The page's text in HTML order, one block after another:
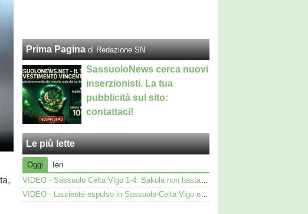
Prima Pagina di Redazione SN
SassuoloNews cerca nuovi
inserzionisti. La tua
pubblicità sul sito:
contattaci!
Le più lette
Oggi
Ieri
VIDEO - Sassuolo Celta Vigo 1-4: Bakola non basta. Espulso Laurienté
VIDEO - Laurienté espulso in Sassuolo-Celta Vigo e rissa: cosa è successo